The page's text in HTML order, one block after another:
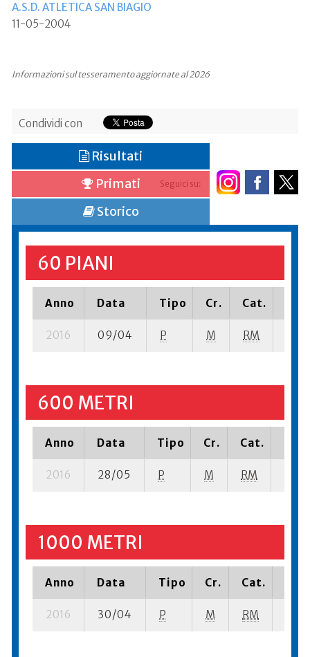
A.S.D. ATLETICA SAN BIAGIO
11-05-2004
Informazioni sul tesseramento aggiornate al 2026
Condividi con
Seguici su:
Risultati
Primati
Storico
60 PIANI
Anno Data Tipo Cr. Cat.
2016 09/04 P M RM
600 METRI
Anno Data Tipo Cr. Cat.
2016 28/05 P M RM
1000 METRI
Anno Data Tipo Cr. Cat.
2016 30/04 P M RM